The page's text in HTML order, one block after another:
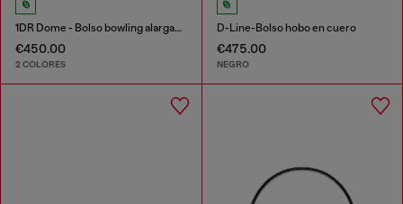
1DR Dome - Bolso bowling alargado en piel
€450.00
2 COLORES
D-Line-Bolso hobo en cuero
€475.00
NEGRO